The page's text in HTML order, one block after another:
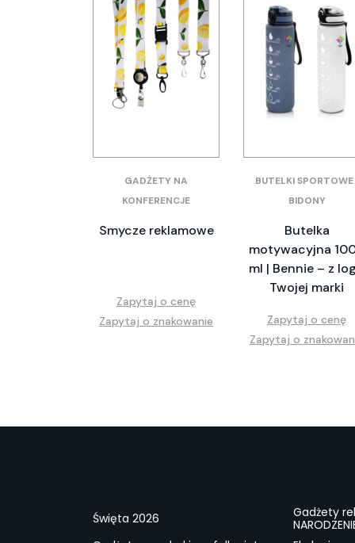
GADŻETY NA
KONFERENCJE
Smycze reklamowe
Zapytaj o cenę
Zapytaj o znakowanie
BUTELKI SPORTOWE
BIDONY
Butelka
motywacyjna
ml | Bennie – z
Twojej marki
Zapytaj o cenę
Zapytaj o
Święta 2026
Gadżety